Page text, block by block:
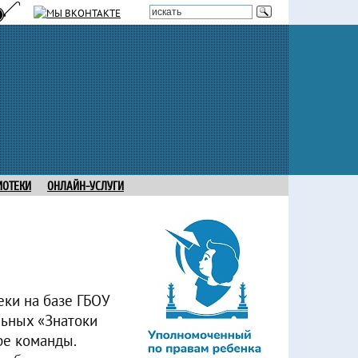
ОНЛАЙН-УСЛУГИ
на базе ГБОУ
«Знатоки
команды.